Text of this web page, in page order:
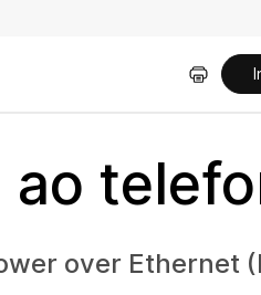
over Ethernet